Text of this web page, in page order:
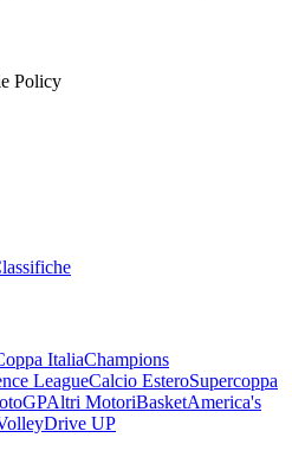
Policy
ItaliaChampions
LeagueCalcio EsteroSupercoppa
Altri MotoriBasketAmerica's
Drive UP